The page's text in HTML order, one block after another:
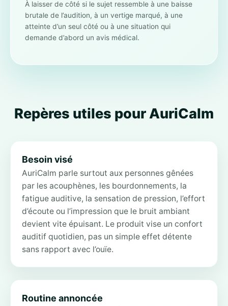
À laisser de côté si le sujet ressemble à une baisse
brutale de l’audition, à un vertige marqué, à une
atteinte d’un seul côté ou à une situation qui
demande d’abord un avis médical.
Repères utiles pour AuriCalm
Besoin visé
AuriCalm parle surtout aux personnes gênées
par les acouphènes, les bourdonnements, la
fatigue auditive, la sensation de pression, l’effort
d’écoute ou l’impression que le bruit ambiant
devient vite épuisant. Le produit vise un confort
auditif quotidien, pas un simple effet détente
sans rapport avec l’ouïe.
Routine annoncée